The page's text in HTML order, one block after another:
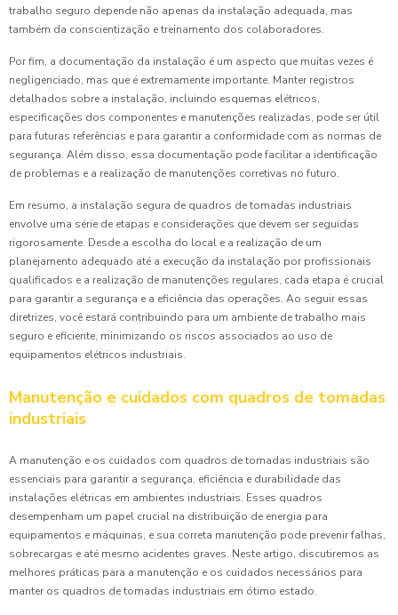
trabalho seguro depende não apenas da instalação adequada, mas
também da conscientização e treinamento dos colaboradores.
Por fim, a documentação da instalação é um aspecto que muitas vezes é
negligenciado, mas que é extremamente importante. Manter registros
detalhados sobre a instalação, incluindo esquemas elétricos,
especificações dos componentes e manutenções realizadas, pode ser útil
para futuras referências e para garantir a conformidade com as normas de
segurança. Além disso, essa documentação pode facilitar a identificação
de problemas e a realização de manutenções corretivas no futuro.
Em resumo, a instalação segura de quadros de tomadas industriais
envolve uma série de etapas e considerações que devem ser seguidas
rigorosamente. Desde a escolha do local e a realização de um
planejamento adequado até a execução da instalação por profissionais
qualificados e a realização de manutenções regulares, cada etapa é crucial
para garantir a segurança e a eficiência das operações. Ao seguir essas
diretrizes, você estará contribuindo para um ambiente de trabalho mais
seguro e eficiente, minimizando os riscos associados ao uso de
equipamentos elétricos industriais.
Manutenção e cuidados com quadros de tomadas
industriais
A manutenção e os cuidados com quadros de tomadas industriais são
essenciais para garantir a segurança, eficiência e durabilidade das
instalações elétricas em ambientes industriais. Esses quadros
desempenham um papel crucial na distribuição de energia para
equipamentos e máquinas, e sua correta manutenção pode prevenir falhas,
sobrecargas e até mesmo acidentes graves. Neste artigo, discutiremos as
melhores práticas para a manutenção e os cuidados necessários para
manter os quadros de tomadas industriais em ótimo estado.